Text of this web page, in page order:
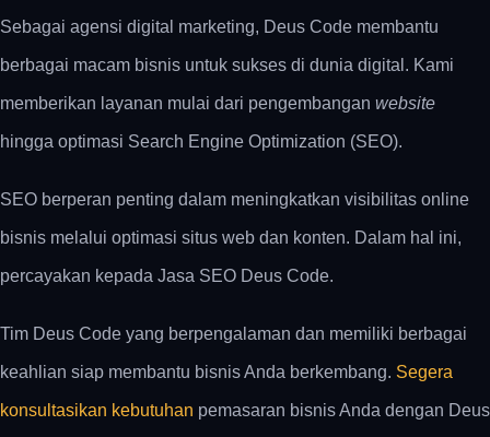
Sebagai agensi digital marketing, Deus Code membantu
berbagai macam bisnis untuk sukses di dunia digital. Kami
memberikan layanan mulai dari pengembangan website
hingga optimasi Search Engine Optimization (SEO).
SEO berperan penting dalam meningkatkan visibilitas online
bisnis melalui optimasi situs web dan konten. Dalam hal ini,
percayakan kepada Jasa SEO Deus Code.
Tim Deus Code yang berpengalaman dan memiliki berbagai
keahlian siap membantu bisnis Anda berkembang. Segera
konsultasikan kebutuhan pemasaran bisnis Anda dengan Deus